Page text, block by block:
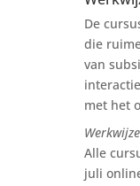
De
die
van
met het
Alle
juli